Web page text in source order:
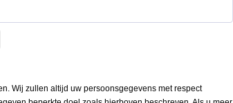
Wij zullen altijd uw persoonsgegevens met respect